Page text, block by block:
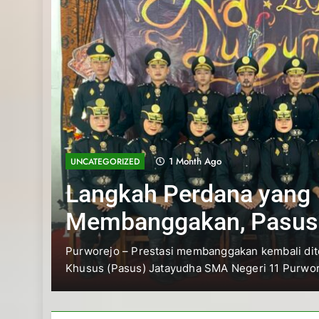
UNCATEGORIZED 1 Month Ago
Langkah Perdana yang
Membanggakan, Pasus
Jatayudha Ukir
Adiluhung Se-Jawa
Purworejo – Prestasi membanggakan kembali
Khusus (Pasus) Jatayudha SMA Negeri 11